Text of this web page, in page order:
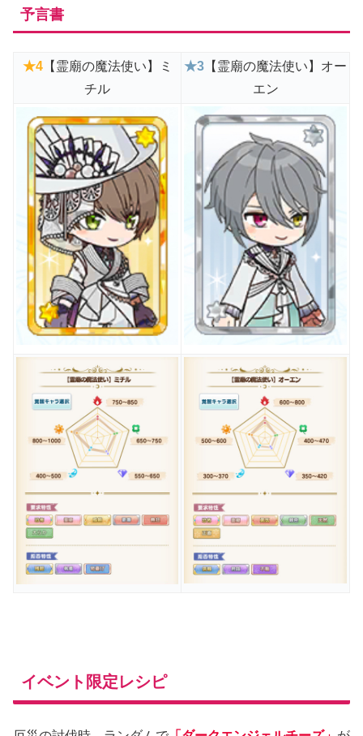
予言書
★4【霊廟の魔法使い】ミ
チル
★3 【霊廟の魔法使い】オー
エン
イベント限定レシピ